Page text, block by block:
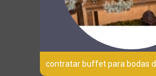
contratar buffet para bodas